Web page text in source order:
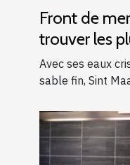
Front de
trouver les
Avec ses eaux
sable fin, Sint